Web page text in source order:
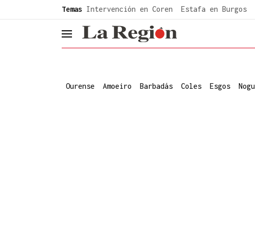
Temas Intervención en Coren Estafa en Burgos
header.menu.open
Ourense Amoeiro Barbadás Coles Esgos